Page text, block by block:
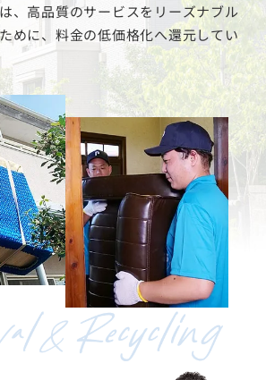
、高品質のサービスをリーズナブル
めに、料金の低価格化へ還元してい